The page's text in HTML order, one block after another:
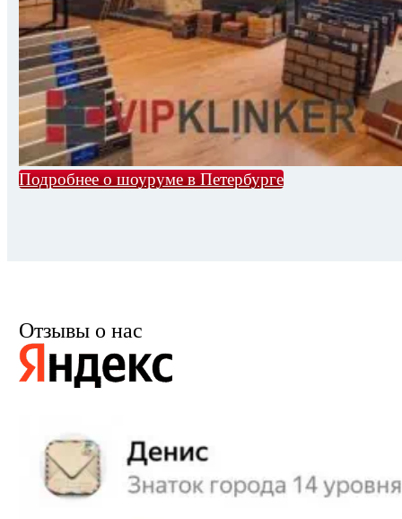
Подробнее о шоуруме в Петербурге
Отзывы о нас